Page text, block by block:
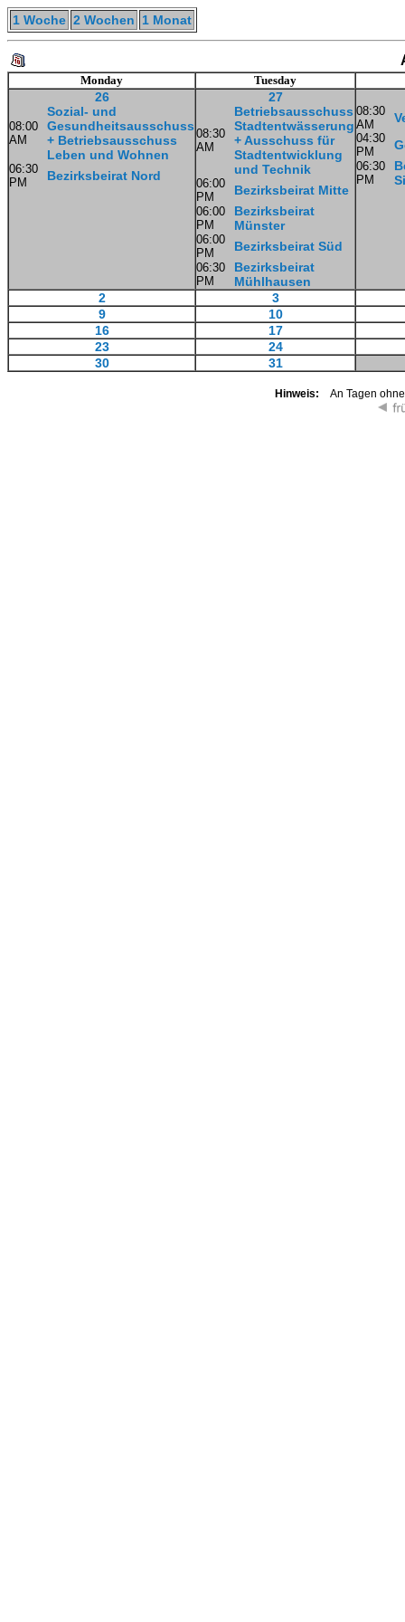
1 Woche 2 Wochen 1 Monat
Monday Tuesday
26
08:00
AM
Sozial- und
Gesundheitsausschuss
+ Betriebsausschuss
Leben und Wohnen
06:30
PM
Bezirksbeirat Nord
27
08:30
AM
Betriebsausschuss
Stadtentwässerung
+ Ausschuss für
Stadtentwicklung
und Technik
06:00
PM
Bezirksbeirat Mitte
06:00
PM
Bezirksbeirat
Münster
06:00
PM
Bezirksbeirat Süd
06:30
PM
Bezirksbeirat
Mühlhausen
08:30
AM
04:30
PM
06:30
PM
2
3
9
10
16
17
23
24
30
31
Hinweis: An Tagen